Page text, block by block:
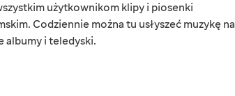
użytkownikom klipy i piosenki
Codziennie można tu usłyszeć muzykę na
albumy i teledyski.